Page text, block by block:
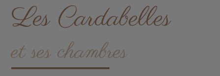
Les Cardabelles
et ses chambres